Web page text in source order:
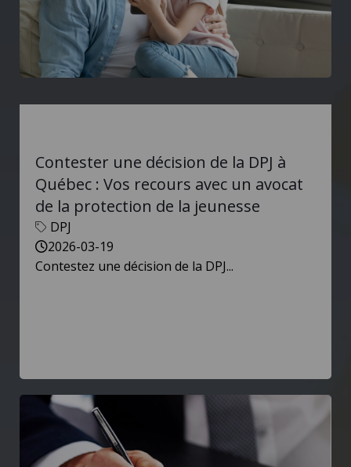
Contester une décision de la DPJ à
Québec : Vos recours avec un avocat
de la protection de la jeunesse
DPJ
2026-03-19
Contestez une décision de la DPJ...